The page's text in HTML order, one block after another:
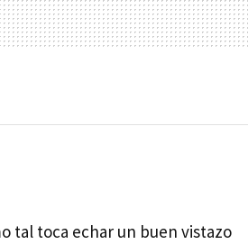
tal toca echar un buen vistazo